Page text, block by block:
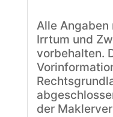
Alle Angaben
Irrtum und
vorbehalten.
der